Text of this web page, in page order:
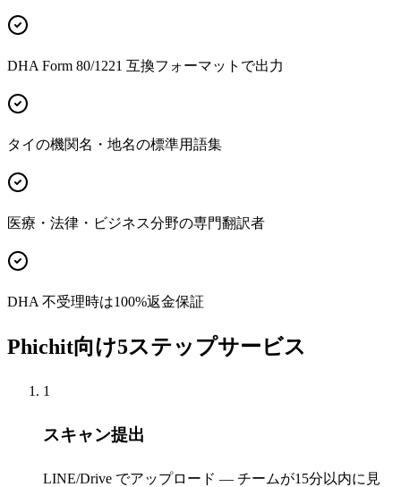
DHA Form 80/1221 互換フォーマットで出力
タイの機関名・地名の標準用語集
医療・法律・ビジネス分野の専門翻訳者
DHA 不受理時は100%返金保証
Phichit向け5ステップサービス
1
スキャン提出
LINE/Drive でアップロード — チームが15分以内に見